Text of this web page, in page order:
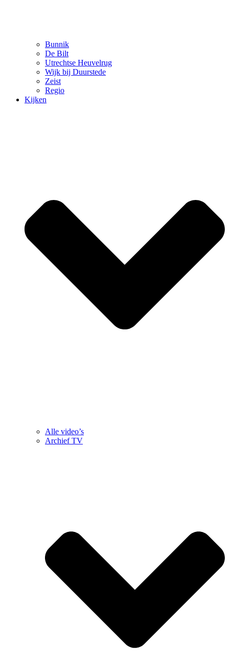
Bunnik
De Bilt
Utrechtse Heuvelrug
Wijk bij Duurstede
Zeist
Regio
Kijken
Alle video’s
Archief TV